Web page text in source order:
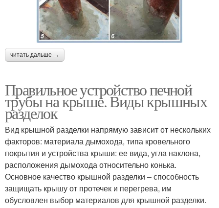
читать дальше →
Правильное устройство печной
трубы на крыше. Виды крышных
разделок
Вид крышной разделки напрямую зависит от нескольких
факторов: материала дымохода, типа кровельного
покрытия и устройства крыши: ее вида, угла наклона,
расположения дымохода относительно конька.
Основное качество крышной разделки – способность
защищать крышу от протечек и перегрева, им
обусловлен выбор материалов для крышной разделки.